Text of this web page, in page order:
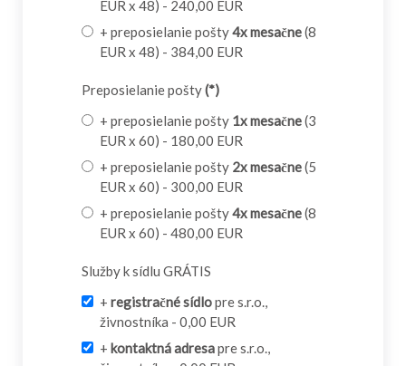
EUR x 48) - 240,00 EUR
+ preposielanie pošty4x mesačne(8
EUR x 48) - 384,00 EUR
Preposielanie pošty(*)
+ preposielanie pošty 1x mesačne(3
EUR x 60) - 180,00 EUR
+ preposielanie pošty 2x mesačne(5
EUR x 60) - 300,00 EUR
+ preposielanie pošty4x mesačne(8
EUR x 60) - 480,00 EUR
Služby k sídlu GRÁTIS
+ registračné sídlopre s.r.o.,
živnostníka - 0,00 EUR
+ kontaktná adresapre s.r.o.,